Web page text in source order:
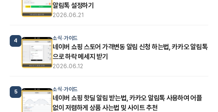
알림톡 설정하기
2026.06.21
4 소식·가이드
네이버 쇼핑 스토어 가격변동 알림 신청 하는법, 카카오 알림톡
으로 하락 메세지 받기
2026.06.12
5 소식·가이드
네이버 쇼핑 핫딜 알림 받는법, 카카오 알림톡 사용하여 어플
없이 저렴하게 상품 사는법 및 사이트 추천